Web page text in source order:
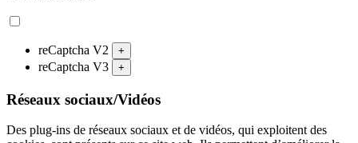
reCaptcha V2 +
reCaptcha V3 +
Réseaux sociaux/Vidéos
Des plug-ins de réseaux sociaux et de vidéos, qui exploitent des